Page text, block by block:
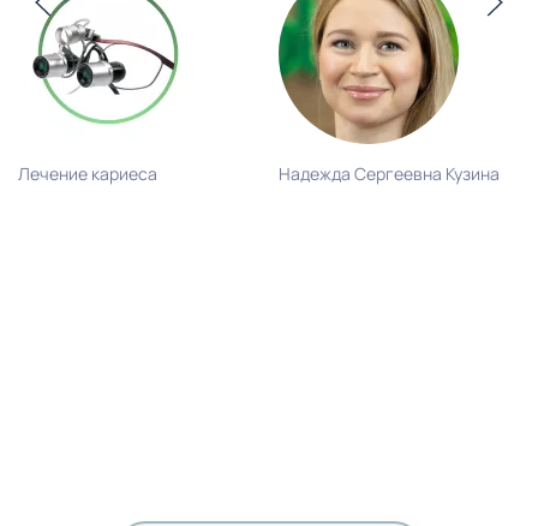
Лечение кариеса Надежда Сергеевна Кузина